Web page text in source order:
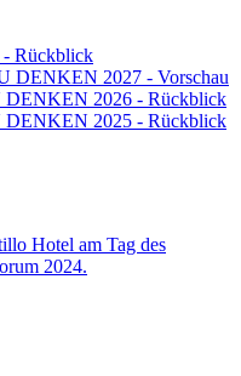
- Rückblick
DENKEN 2027 - Vorschau
DENKEN 2026 - Rückblick
DENKEN 2025 - Rückblick